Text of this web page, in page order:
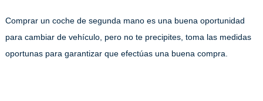
Comprar un coche de segunda mano es una buena oportunidad
para cambiar de vehículo, pero no te precipites, toma las medidas
oportunas para garantizar que efectúas una buena compra.